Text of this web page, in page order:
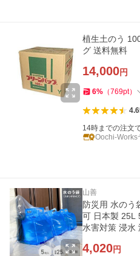
植生土のう
グ 送料無料
14,000円
6% （769pt）
14時までの注文
Oochi-Works
山善
防災用 水のう
可 日本製 25L
水害対策 浸水
4,020円